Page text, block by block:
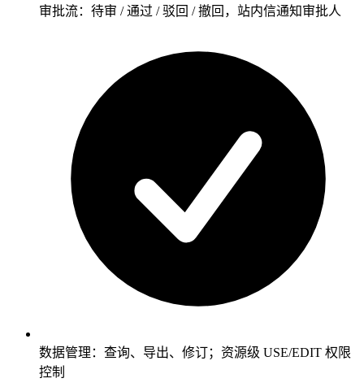
审批流：待审 / 通过 / 驳回 / 撤回，站内信通知审批人
数据管理：查询、导出、修订；资源级 USE/EDIT 权限
控制